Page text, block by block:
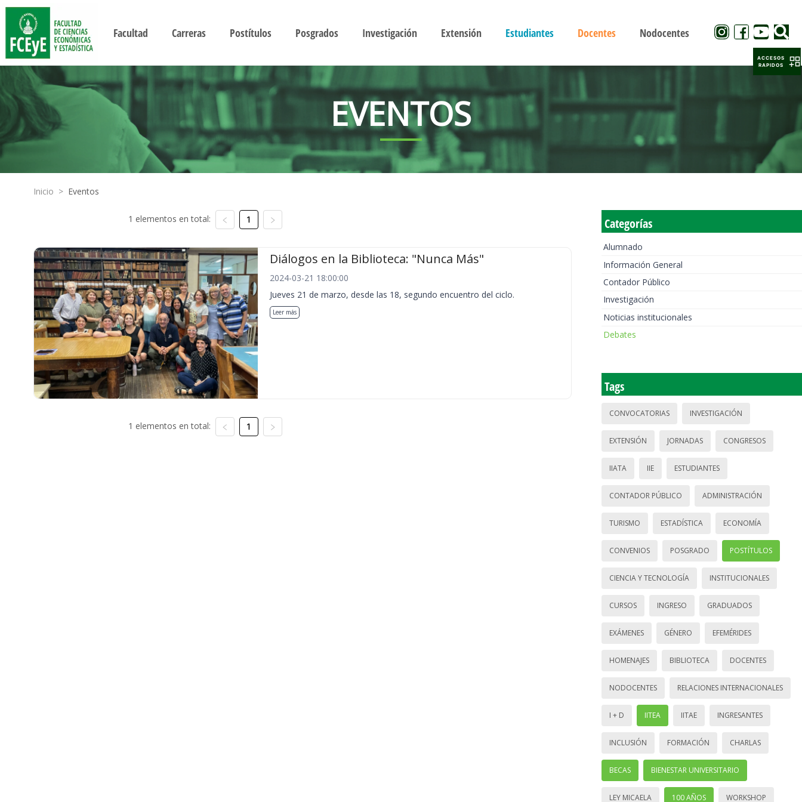
Facultad Carreras Postítulos Posgrados Investigación Extensión Estudiantes Docentes Nodocentes
EVENTOS
Inicio > Eventos
1 elementos en total: 1
Diálogos en la Biblioteca: "Nunca Más"
2024-03-21 18:00:00
Jueves 21 de marzo, desde las 18, segundo encuentro del ciclo.
Leer más
1 elementos en total: 1
Categorías
Alumnado
Información General
Contador Público
Investigación
Noticias institucionales
Debates
Tags
CONVOCATORIAS INVESTIGACIÓN
EXTENSIÓN JORNADAS CONGRESOS
IIATA IIE ESTUDIANTES
CONTADOR PÚBLICO ADMINISTRACIÓN
TURISMO ESTADÍSTICA ECONOMÍA
CONVENIOS POSGRADO POSTÍTULOS
CIENCIA Y TECNOLOGÍA INSTITUCIONALES
CURSOS INGRESO GRADUADOS
EXÁMENES GÉNERO EFEMÉRIDES
HOMENAJES BIBLIOTECA DOCENTES
NODOCENTES RELACIONES INTERNACIONALES
I + D IITEA IITAE INGRESANTES
INCLUSIÓN FORMACIÓN CHARLAS
BECAS BIENESTAR UNIVERSITARIO
LEY MICAELA 100 AÑOS WORKSHOP
ACCESOS
RAPIDOS